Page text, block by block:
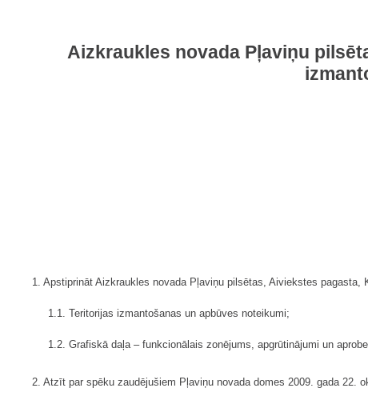
Aizkraukles novada Pļaviņu
1. Apstiprināt Aizkraukles novada Pļaviņu pilsētas, Aiviekstes
1.1. Teritorijas izmantošanas un apbūves noteikumi;
1.2. Grafiskā daļa – funkcionālais zonējums, apgrūtinājumi un
2. Atzīt par spēku zaudējušiem Pļaviņu novada domes 2009. gada 22.